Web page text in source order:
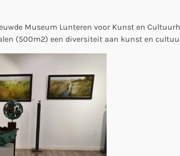
Museum Lunteren voor Kunst en
(500m2) een diversiteit aan kunst en